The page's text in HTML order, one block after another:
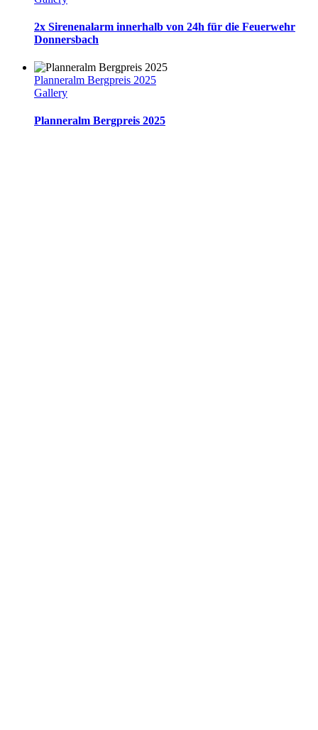
2x Sirenenalarm innerhalb von 24h für die Feuerwehr
Donnersbach
Planneralm Bergpreis 2025
Gallery
Planneralm Bergpreis 2025